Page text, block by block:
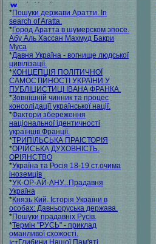
*Пошуки держави Аратти. In
search of Aratta.
*Город Аратта в шумерском эпосе.
Абу Аль Хассан Махмуд Бакри
Муса
*Давня Україна - вогнище людської
цивілізації.
*КОНЦЕПЦІЯ ПОЛІТИЧНОЇ
САМОСТІЙНОСТІ УКРАЇНИ У
ПУБЛІЦИСТИЦІ ІВАНА ФРАНКА.
*Зовнішній чинник та процес
консолідації української нації.
*Фактори збереження
національної ідентичності
українців Франції.
*ТРИПІЛЬСЬКА ПРАІСТОРІЯ
*ОРІЙСЬКА ДУХОВНІСТЬ.
ОРІЯНСТВО
*Україна та Росія 18-19 ст.очима
іноземців
*УК-ОР-АЙ-АНУ...Прадавня
Україна
*Князь Кий. Історія України в
особах: Давньоруська держава.
*Пошуки прадавніх Русів.
*Термін "РУСЬ" - приклад
оманливої схожості.
Глибини Нашої Пам'яті